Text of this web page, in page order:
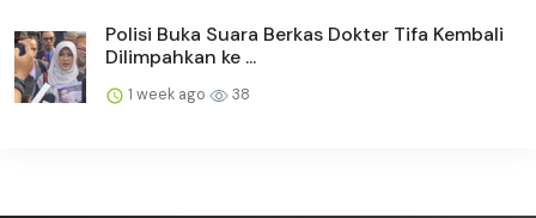
Polisi Buka Suara Berkas Dokter Tifa Kembali
Dilimpahkan ke ...
1 week ago 38